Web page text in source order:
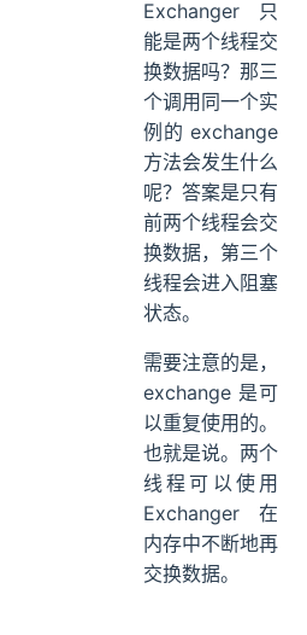
Exchanger 只
能是两个线程交
换数据吗？那三
个调用同一个实
例的 exchange
方法会发生什么
呢？答案是只有
前两个线程会交
换数据，第三个
线程会进入阻塞
状态。
需要注意的是，
exchange 是可
以重复使用的。
也就是说。两个
线程可以使用
Exchanger 在
内存中不断地再
交换数据。